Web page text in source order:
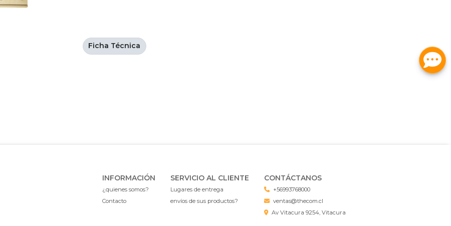
Ficha Técnica
INFORMACIÓN
¿quienes somos?
Contacto
SERVICIO AL CLIENTE
Lugares de entrega
envíos de sus productos?
CONTÁCTANOS
+56993768000
ventas@thecom.cl
Av Vitacura 9254, Vitacura